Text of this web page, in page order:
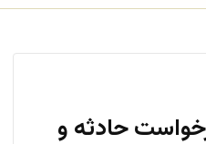
حادثه و